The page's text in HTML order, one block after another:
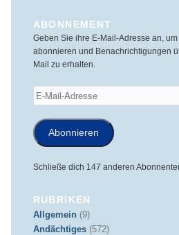
ABONNEMENT
Geben Sie ihre E-Mail-Adresse an,
abonnieren und Benachrichtigungen
Mail zu erhalten.
E-
Mail-
Adresse
Abonnieren
Schließe dich 147 anderen
RUBRIKEN
Allgemein (9)
Andächtiges(572)